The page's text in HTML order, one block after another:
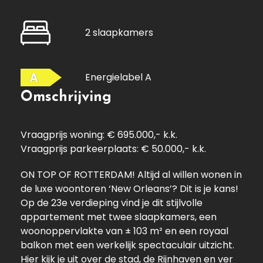
2 slaapkamers
A Energielabel A
Omschrijving
Vraagprijs woning: € 695.000,- k.k.
Vraagprijs parkeerplaats: € 50.000,- k.k.
ON TOP OF ROTTERDAM! Altijd al willen wonen in
de luxe woontoren ‘New Orleans’? Dit is je kans!
Op de 23e verdieping vind je dit stijlvolle
appartement met twee slaapkamers, een
woonoppervlakte van ± 103 m² en een royaal
balkon met een werkelijk spectaculair uitzicht.
Hier kijk je uit over de stad, de Rijnhaven en ver